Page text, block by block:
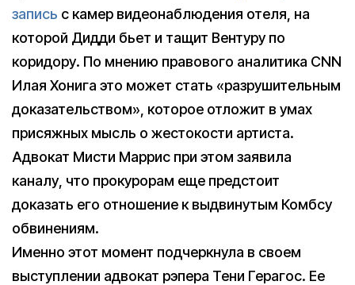
запись с камер видеонаблюдения отеля, на
которой Дидди бьет и тащит Вентуру по
коридору. По мнению правового аналитика CNN
Илая Хонига это может стать «разрушительным
доказательством», которое отложит в умах
присяжных мысль о жестокости артиста.
Адвокат Мисти Маррис при этом заявила
каналу, что прокурорам еще предстоит
доказать его отношение к выдвинутым Комбсу
обвинениям.
Именно этот момент подчеркнула в своем
выступлении адвокат рэпера Тени Герагос. Ее